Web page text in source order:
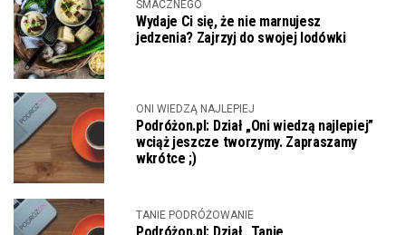
SMACZNEGO
Wydaje Ci się, że nie marnujesz
jedzenia? Zajrzyj do swojej lodówki
ONI WIEDZĄ NAJLEPIEJ
Podróżon.pl: Dział „Oni wiedzą najlepiej”
wciąż jeszcze tworzymy. Zapraszamy
wkrótce ;)
TANIE PODRÓŻOWANIE